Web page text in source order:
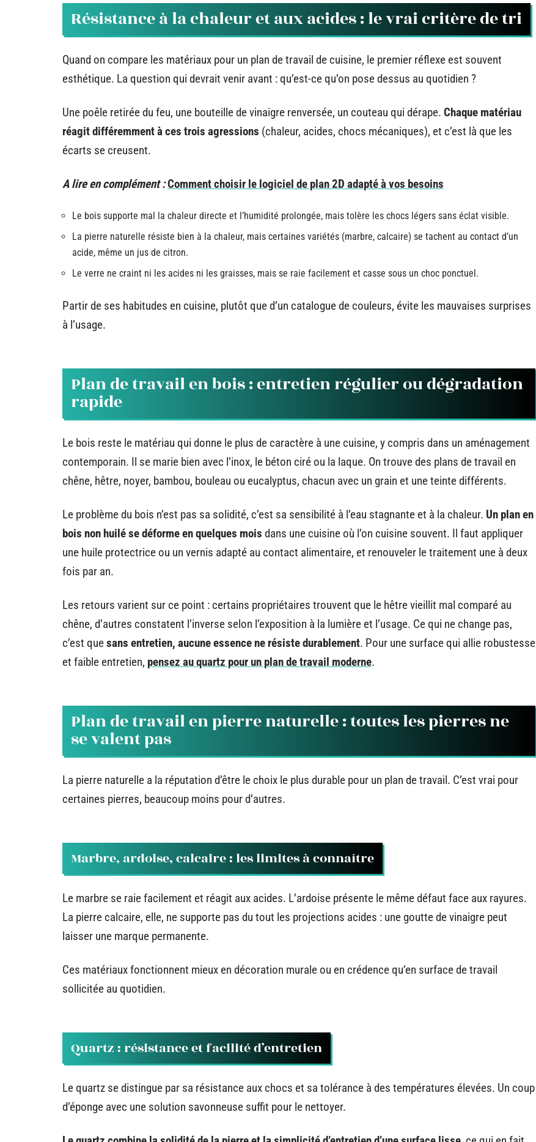
Résistance à la chaleur et aux acides : le vrai critère de tri
Quand on compare les matériaux pour un plan de travail de cuisine, le premier réflexe est souvent
esthétique. La question qui devrait venir avant : qu’est-ce qu’on pose dessus au quotidien ?
Une poêle retirée du feu, une bouteille de vinaigre renversée, un couteau qui dérape. Chaque matériau
réagit différemment à ces trois agressions (chaleur, acides, chocs mécaniques), et c’est là que les
écarts se creusent.
A lire en complément :Comment choisir le logiciel de plan 2D adapté à vos besoins
Le bois supporte mal la chaleur directe et l’humidité prolongée, mais tolère les chocs légers sans éclat visible.
La pierre naturelle résiste bien à la chaleur, mais certaines variétés (marbre, calcaire) se tachent au contact d’un
acide, même un jus de citron.
Le verre ne craint ni les acides ni les graisses, mais se raie facilement et casse sous un choc ponctuel.
Partir de ses habitudes en cuisine, plutôt que d’un catalogue de couleurs, évite les mauvaises surprises
à l’usage.
Plan de travail en bois : entretien régulier ou dégradation
rapide
Le bois reste le matériau qui donne le plus de caractère à une cuisine, y compris dans un aménagement
contemporain. Il se marie bien avec l’inox, le béton ciré ou la laque. On trouve des plans de travail en
chêne, hêtre, noyer, bambou, bouleau ou eucalyptus, chacun avec un grain et une teinte différents.
Le problème du bois n’est pas sa solidité, c’est sa sensibilité à l’eau stagnante et à la chaleur. Un plan en
bois non huilé se déforme en quelques mois dans une cuisine où l’on cuisine souvent. Il faut appliquer
une huile protectrice ou un vernis adapté au contact alimentaire, et renouveler le traitement une à deux
fois par an.
Les retours varient sur ce point : certains propriétaires trouvent que le hêtre vieillit mal comparé au
chêne, d’autres constatent l’inverse selon l’exposition à la lumière et l’usage. Ce qui ne change pas,
c’est quesans entretien, aucune essence ne résiste durablement. Pour une surface qui allie robustesse
et faible entretien, pensez au quartz pour un plan de travail moderne.
Plan de travail en pierre naturelle : toutes les pierres ne
se valent pas
La pierre naturelle a la réputation d’être le choix le plus durable pour un plan de travail. C’est vrai pour
certaines pierres, beaucoup moins pour d’autres.
Marbre, ardoise, calcaire : les limites à connaître
Le marbre se raie facilement et réagit aux acides. L’ardoise présente le même défaut face aux rayures.
La pierre calcaire, elle, ne supporte pas du tout les projections acides : une goutte de vinaigre peut
laisser une marque permanente.
Ces matériaux fonctionnent mieux en décoration murale ou en crédence qu’en surface de travail
sollicitée au quotidien.
Quartz : résistance et facilité d’entretien
Le quartz se distingue par sa résistance aux chocs et sa tolérance à des températures élevées. Un coup
d’éponge avec une solution savonneuse suffit pour le nettoyer.